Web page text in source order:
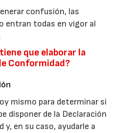
confusión, las
entran todas en vigor al
que elaborar la
Conformidad?
mismo para determinar si
disponer de la Declaración
y, en su caso, ayudarle a